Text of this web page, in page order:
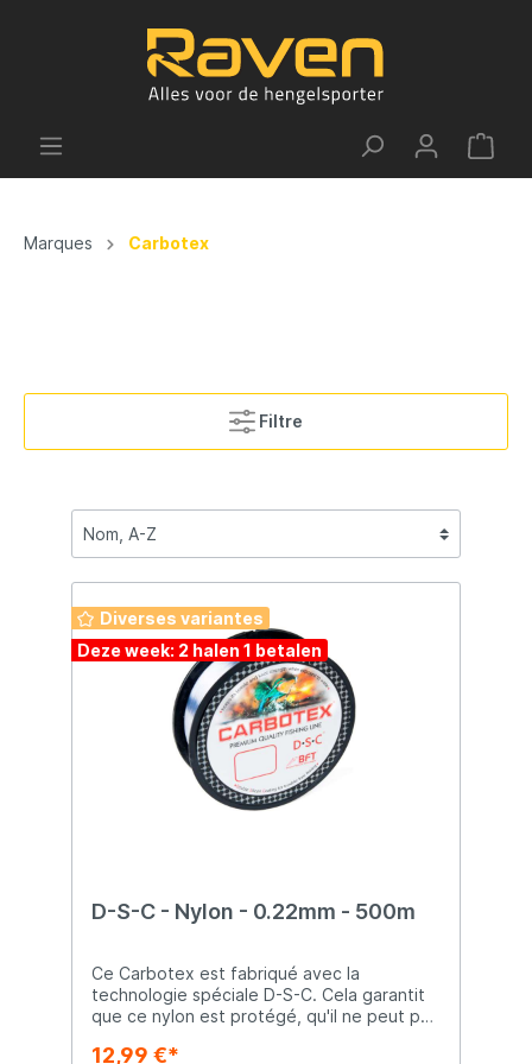
Marques Carbotex
Filtre
Diverses variantes
Deze week: 2 halen 1 betalen
D-S-C - Nylon - 0.22mm - 500m
Ce Carbotex est fabriqué avec la
technologie spéciale D-S-C. Cela garantit
que ce nylon est protégé, qu'il ne peut pas
totalement sa haute résistance à la
12,99 €*